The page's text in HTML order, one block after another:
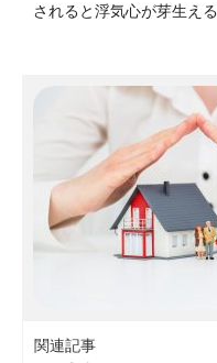
されると浮気心が芽生え
関連記事